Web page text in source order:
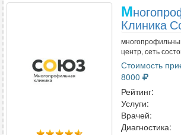
М
Клиника
центр, сеть
Стоимость
8000
Рейтинг:
Услуги:
Врачей:
Диагностика: